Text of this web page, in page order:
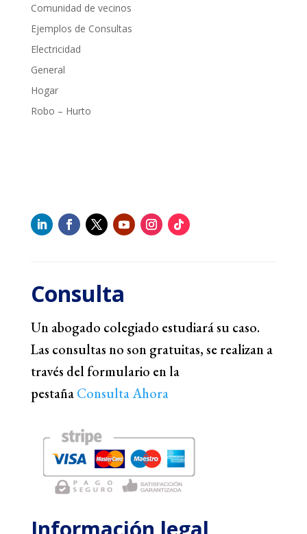
Comunidad de vecinos
Ejemplos de Consultas
Electricidad
General
Hogar
Robo – Hurto
Consulta
Un abogado colegiado estudiará su caso.
Las consultas no son gratuitas, se realizan a
través del formulario en la
pestañaConsulta Ahora